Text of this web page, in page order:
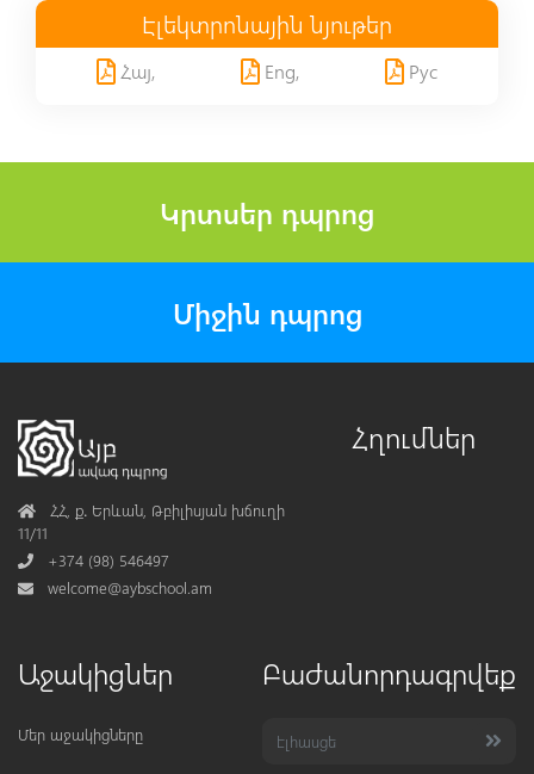
Էլեկտրոնային նյութեր
Հայ, Eng, Рус
Կրտսեր դպրոց
Միջին դպրոց
AddressՀՀ, ք․ Երևան, Թբիլիսյան խճուղի
11/11
Phone+374 (98) 546497
Mail
welcome@aybschool.am
Հղումներ
Աջակիցներ
Մեր աջակիցները
Բաժանորդագրվեք